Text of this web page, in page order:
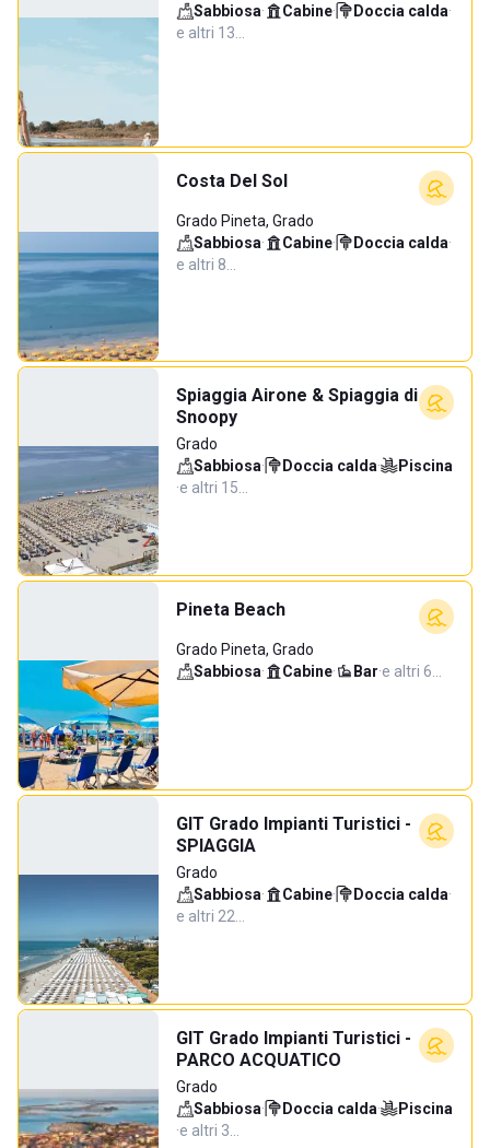
Sabbiosa· Cabine· Doccia calda·
e altri 13…
Costa Del Sol
Grado Pineta, Grado
Sabbiosa· Cabine· Doccia calda·
e altri 8…
Spiaggia Airone & Spiaggia di
Snoopy
Grado
Sabbiosa· Doccia calda·
Piscina
·e altri 15…
Pineta Beach
Grado Pineta, Grado
Sabbiosa· Cabine· Bar·e altri 6…
GIT Grado Impianti Turistici -
SPIAGGIA
Grado
Sabbiosa· Cabine· Doccia calda·
e altri 22…
GIT Grado Impianti Turistici -
PARCO ACQUATICO
Grado
Sabbiosa· Doccia calda·
Piscina
·e altri 3…